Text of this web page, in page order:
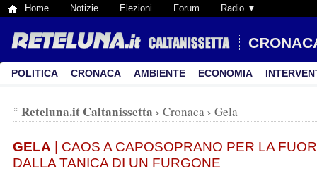
Home Notizie Elezioni Forum Radio ▼
POLITICA CRONACA AMBIENTE ECONOMIA
Reteluna.it Caltanissetta › Cronaca› Gela
GELA | CAOS A CAPOSOPRANO PER LA
DALLA TANICA DI UN FURGONE